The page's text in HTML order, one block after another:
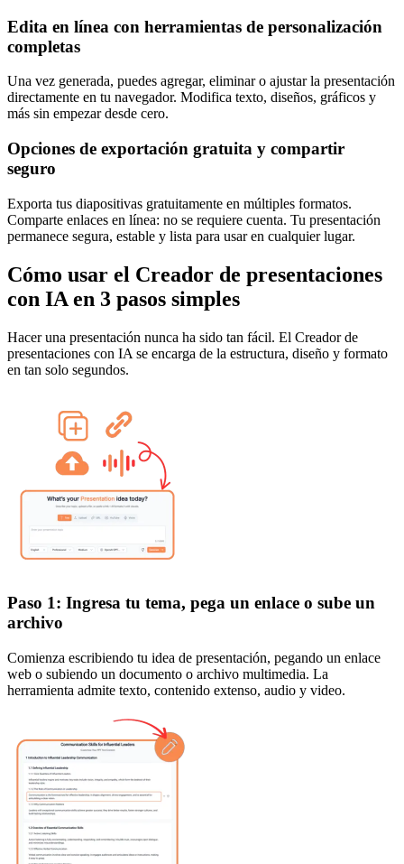
Edita en línea con herramientas de personalización
completas
Una vez generada, puedes agregar, eliminar o ajustar la presentación
directamente en tu navegador. Modifica texto, diseños, gráficos y
más sin empezar desde cero.
Opciones de exportación gratuita y compartir
seguro
Exporta tus diapositivas gratuitamente en múltiples formatos.
Comparte enlaces en línea: no se requiere cuenta. Tu presentación
permanece segura, estable y lista para usar en cualquier lugar.
Cómo usar el Creador de presentaciones
con IA en 3 pasos simples
Hacer una presentación nunca ha sido tan fácil. El Creador de
presentaciones con IA se encarga de la estructura, diseño y formato
en tan solo segundos.
Paso 1: Ingresa tu tema, pega un enlace o sube un
archivo
Comienza escribiendo tu idea de presentación, pegando un enlace
web o subiendo un documento o archivo multimedia. La
herramienta admite texto, contenido extenso, audio y video.